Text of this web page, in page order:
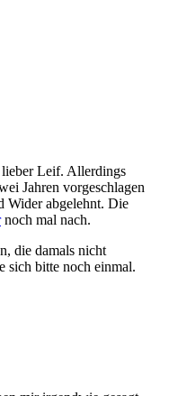
Leif. Allerdings
Jahren vorgeschlagen
Wider abgelehnt. Die
noch mal nach.
die damals nicht
sich bitte noch einmal.